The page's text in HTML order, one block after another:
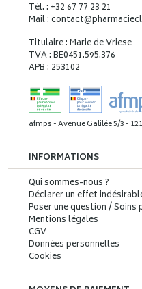
Tél. : +32 67 77 23 21
Mail : contact@
Titulaire : Marie de Vriese
TVA : BE0451.595.376
APB : 253102
afmps - Avenue Galilée 5/3 -
INFORMATIONS
Qui sommes-nous ?
Déclarer un effet
Poser une question / Soins
Mentions légales
CGV
Données personnelles
Cookies